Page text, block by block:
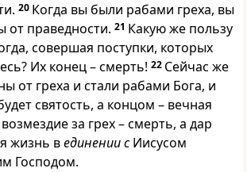
20 Когда вы были рабами греха, вы
от праведности. 21 Какую же пользу
совершая поступки, которых
Их конец – смерть! 22 Сейчас же
от греха и стали рабами Бога, и
святость, а концом – вечная
за грех – смерть, а дар
жизнь вединении сИисусом
Господом.